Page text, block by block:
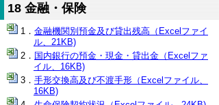
18 金融・保険
金融機関別預金及び貸出残高（Excelファイ
ル、21KB)
国内銀行の預金・現金・貸出金（Excelファ
イル、16KB)
手形交換高及び不渡手形（Excelファイル、
16KB)